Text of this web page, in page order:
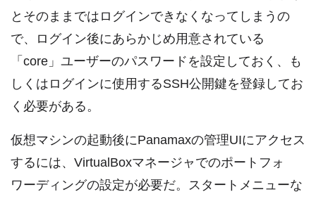
とそのままではログインできなくなってしまうの
で、ログイン後にあらかじめ用意されている
「core」ユーザーのパスワードを設定しておく、も
しくはログインに使用するSSH公開鍵を登録してお
く必要がある。
仮想マシンの起動後にPanamaxの管理UIにアクセス
するには、VirtualBoxマネージャでのポートフォ
ワーディングの設定が必要だ。スタートメニューな